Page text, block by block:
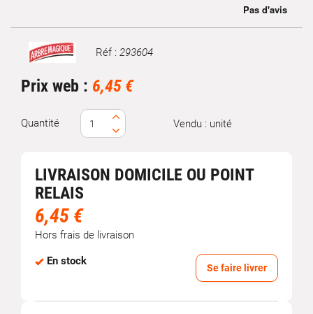
Marque Réf : 293604
Prix web : 6,45 €
Quantité Vendu : unité
LIVRAISON DOMICILE OU POINT
RELAIS
6,45 €
Hors frais de livraison
En stock
Se faire livrer